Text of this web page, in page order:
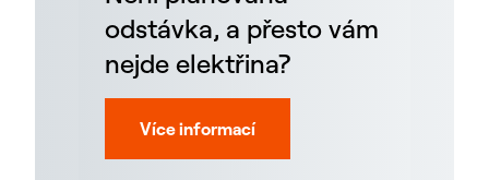
odstávka, a přesto vám
nejde elektřina?
Více informací